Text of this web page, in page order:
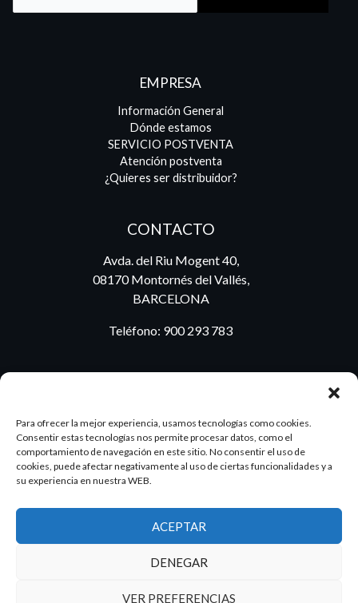
Para ofrecer la mejor experiencia, usamos tecnologías como cookies.
Consentir estas tecnologías nos permite procesar datos, como el
comportamiento de navegación en este sitio. No consentir el uso de
cookies, puede afectar negativamente al uso de ciertas funcionalidades y a
su experiencia en nuestra WEB.
ACEPTAR
DENEGAR
VER PREFERENCIAS
EMPRESA
Información General
Dónde estamos
SERVICIO POSTVENTA
Atención postventa
¿Quieres ser distribuidor?
CONTACTO
Avda. del Riu Mogent 40,
08170 Montornés del Vallés,
BARCELONA
Teléfono: 900 293 783
2026 Dake. Todos los derechos reservados.